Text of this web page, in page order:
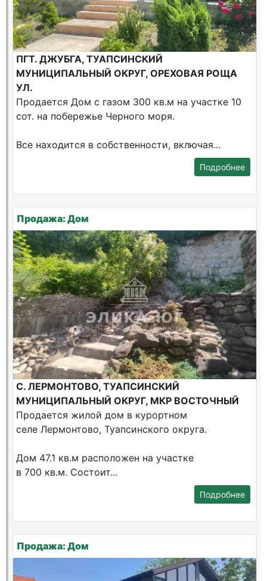
ПГТ. ДЖУБГА, ТУАПСИНСКИЙ
МУНИЦИПАЛЬНЫЙ ОКРУГ, ОРЕХОВАЯ РОЩА
УЛ.
Продается Дом с газом 300 кв.м на участке 10
сот. на побережье Черного моря.
Все находится в собственности, включая...
Подробнее
Продажа: Дом
С. ЛЕРМОНТОВО, ТУАПСИНСКИЙ
МУНИЦИПАЛЬНЫЙ ОКРУГ, МКР ВОСТОЧНЫЙ
Продается жилой дом в курортном
селе Лермонтово, Туапсинского округа.
Дом 47.1 кв.м расположен на участке
в 700 кв.м. Состоит...
Подробнее
Продажа: Дом